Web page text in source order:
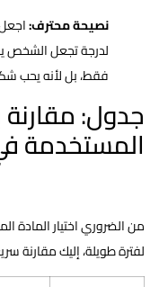
نصيحة محترف:
لدرجة تجعل الشخص
فقط، بل لأنه يحب
جدول: مقارنة
المستخدمة
من الضروري اختيار المادة
لفترة طويلة، إليك مقارنة